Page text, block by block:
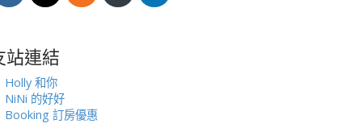
站連結
Holly 和你
NiNi 的好好
Booking 訂房優惠